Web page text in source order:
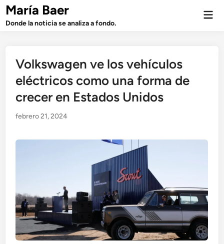
Saltar
contenido
María Baer
Donde la noticia se analiza a fondo.
Volkswagen ve los vehículos
eléctricos como una forma de
crecer en Estados Unidos
febrero 21, 2024